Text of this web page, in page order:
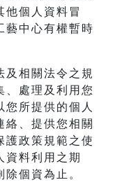
他個人資料冒
藝中心有權暫時
及相關法令之規
、處理及利用您
所提供的個人
絡、提供您相關
護政策規範之使
資料利用之期
個資為止。